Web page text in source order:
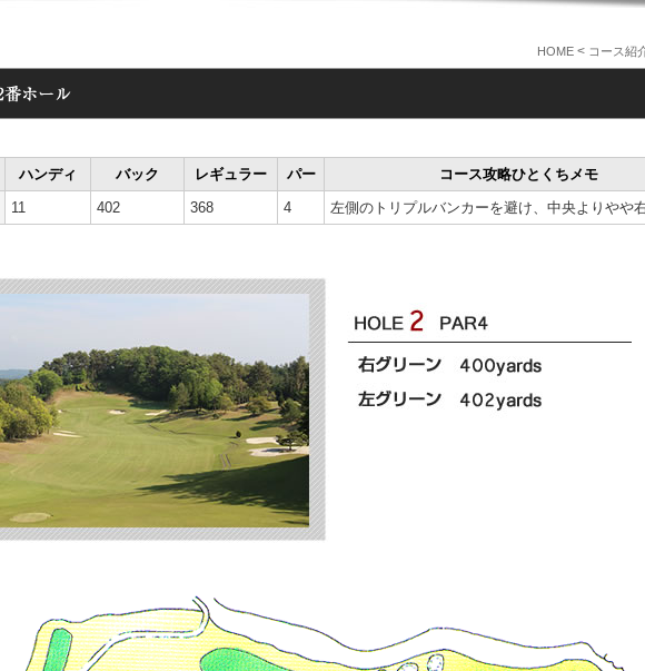
HOME < コース紹
ハンディ バック レギュラー パー
コース攻略ひとくちメモ
11 402 368 4 左側のトリプルバンカーを避け、中央よりやや右